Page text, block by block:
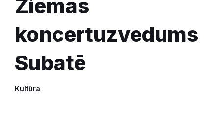
Ziemas
koncertuzvedums
Subatē
Kultūra